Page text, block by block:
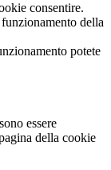
consentire.
della
potete
essere
della cookie